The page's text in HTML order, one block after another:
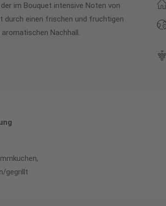
im Bouquet intensive Noten von
durch einen frischen und fruchtigen
Nachhall.
gegrillt